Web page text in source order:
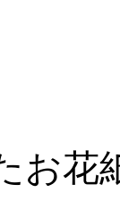
お花